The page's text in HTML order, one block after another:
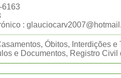
6163
:
Óbitos, Interdições
e Documentos, Registro